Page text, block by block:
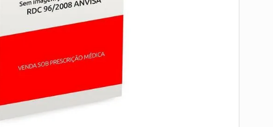
teste gravidez